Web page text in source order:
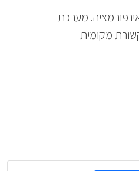
מערכת
מקומית